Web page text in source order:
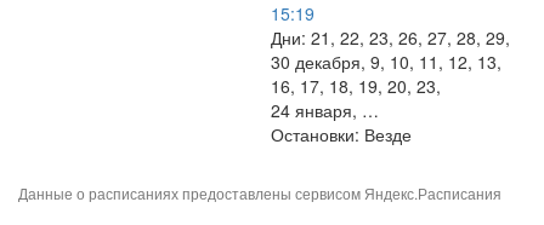
15:19
Дни: 21, 22, 23, 26, 27, 28, 29,
30 декабря, 9, 10, 11, 12, 13,
16, 17, 18, 19, 20, 23,
24 января, …
Остановки: Везде
Данные о расписаниях предоставлены сервисом Яндекс.Расписания